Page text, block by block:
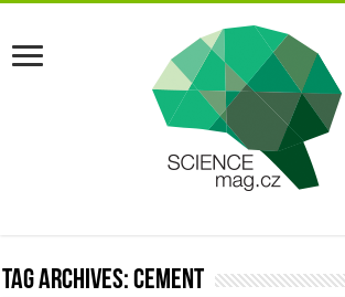
Tag Archives:cement